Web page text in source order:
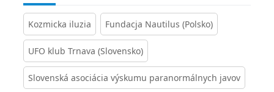
Kozmicka iluzia Fundacja Nautilus (Polsko)
UFO klub Trnava (Slovensko)
Slovenská asociácia výskumu paranormálnych javov